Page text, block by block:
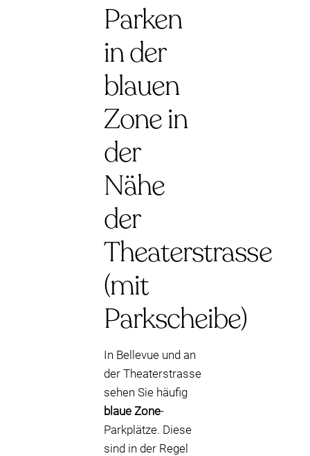
Parken
in der
blauen
Zone in
der
Nähe
der
Theaterstrasse
(mit
Parkscheibe)
In Bellevue und an
der Theaterstrasse
sehen Sie häufig
blaue Zone-
Parkplätze. Diese
sind in der Regel